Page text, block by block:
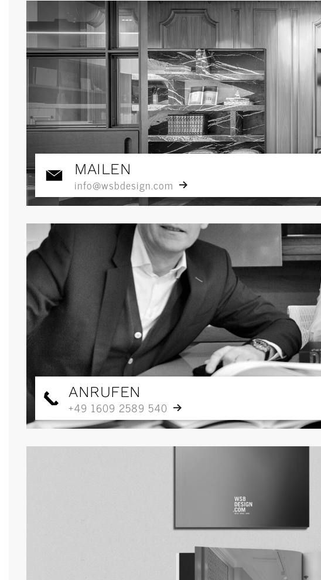
MAILEN
info@wsbdesign.com
ANRUFEN
+49 1609 2589 540